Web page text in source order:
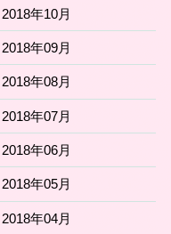
2018年10月
2018年09月
2018年08月
2018年07月
2018年06月
2018年05月
2018年04月